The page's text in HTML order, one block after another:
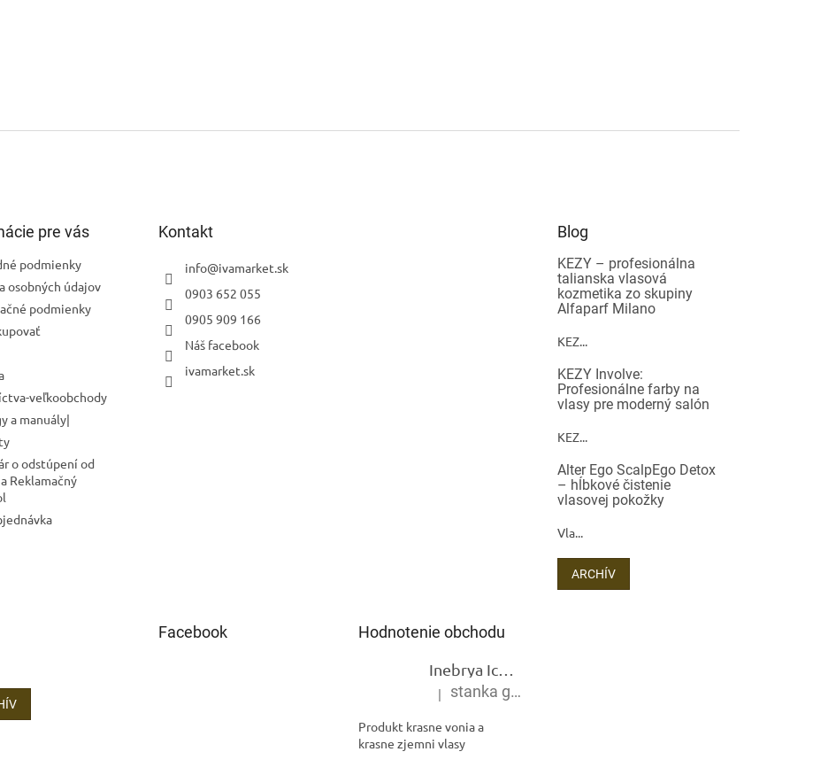
pre vás
podmienky
osobných údajov
podmienky
veľkoobchody
a manuály|
o odstúpení od
Reklamačný
Kontakt
info@ivamarket.sk
0903 652 055
0905 909 166
Náš facebook
ivamarket.sk
Blog
KEZY – profesionálna
talianska vlasová
kozmetika zo skupiny
Alfaparf Milano
KEZ...
KEZY Involve:
Profesionálne farby na
vlasy pre moderný salón
KEZ...
Alter Ego ScalpEgo Detox
– hĺbkové čistenie
vlasovej pokožky
Vla...
ARCHÍV
Facebook
Hodnotenie obchodu
Inebrya Ice Cream Keratin Restructuring Mask – reštrukturalizačná maska s keratínom 1000 ml
Hodnotenie produktu je 5 z 5 hviezdičiek.
| stanka gramblickova
Produkt krasne vonia a
krasne zjemni vlasy